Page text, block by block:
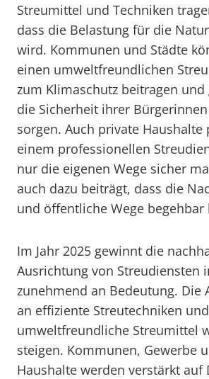
Streumittel und Techniken
dass die Belastung für die
wird. Kommunen und Städte
einen umweltfreundlichen
zum Klimaschutz beitragen
die Sicherheit ihrer
sorgen. Auch private
einem professionellen
nur die eigenen Wege sicher
auch dazu beiträgt, dass die
und öffentliche Wege begehbar
Im Jahr 2025 gewinnt die
Ausrichtung von Streudiensten
zunehmend an Bedeutung. Die
an effiziente Streutechniken und
umweltfreundliche Streumittel
steigen. Kommunen, Gewerbe
Haushalte werden verstärkt auf